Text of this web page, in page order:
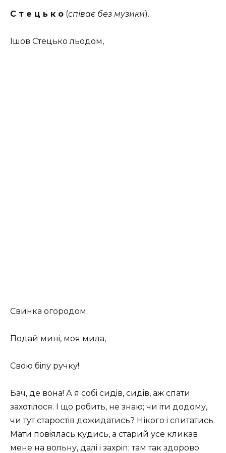
С т е ц ь к о (співає без музики).
Iшов Стецько льодом,
Свинка огородом;
Подай минi, моя мила,
Свою бiлу ручку!
Бач, де вона! А я собi сидiв, сидiв, аж спати
захотiлося. I що робить, не знаю; чи iти додому,
чи тут старостiв дожидатись? Нікого i спитатись.
Мати повiялась кудись, а старий усе кликав
мене на вольну, далi i захрiп; там так здорово